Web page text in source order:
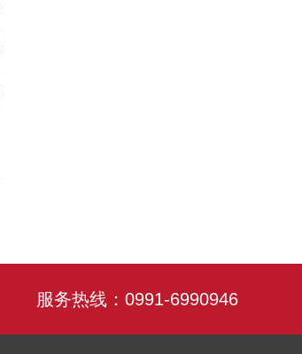
服务热线：0991-6990946